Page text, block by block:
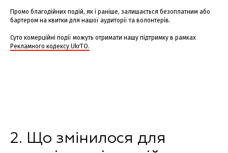
Промо благодійних подій, як і раніше, залишається безоплатним або
бартером на квитки для нашої аудиторії та волонтерів.
Суто комерційні події можуть отримати нашу підтримку в рамках
Рекламного кодексу UkrTO.
2. Що змінилося для